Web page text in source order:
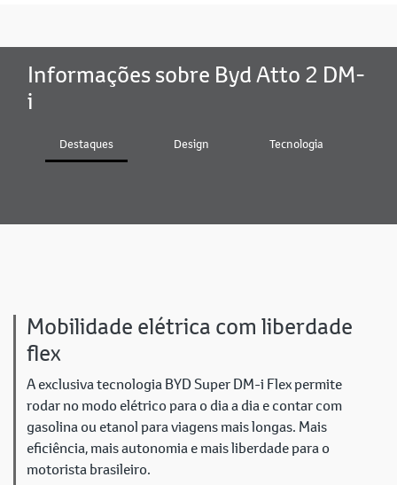
Informações sobre Byd Atto 2 DM-
i
Destaques Design Tecnologia
Mobilidade elétrica com liberdade
flex
A exclusiva tecnologia BYD Super DM-i Flex permite
rodar no modo elétrico para o dia a dia e contar com
gasolina ou etanol para viagens mais longas. Mais
eficiência, mais autonomia e mais liberdade para o
motorista brasileiro.